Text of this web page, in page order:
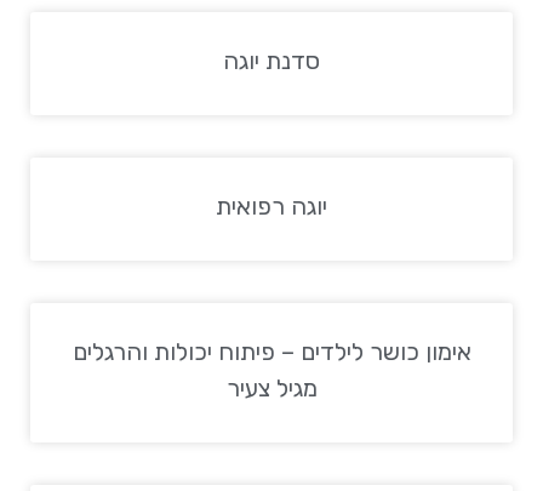
סדנת יוגה
יוגה רפואית
אימון כושר לילדים – פיתוח יכולות והרגלים
מגיל צעיר